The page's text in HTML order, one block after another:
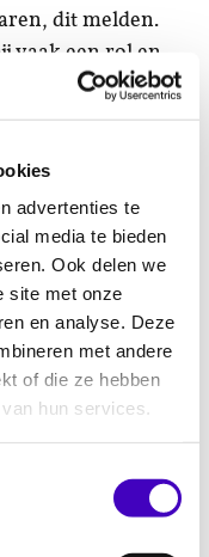
advertenties te
media te bieden
Ook delen we
site met onze
en analyse. Deze
met andere
of die ze hebben
hun services.
dit melden.
vaak een rol en
discriminatie
voorkomen
preventieve
kan
te
krijgen
om te
stimuleren,
in de
van